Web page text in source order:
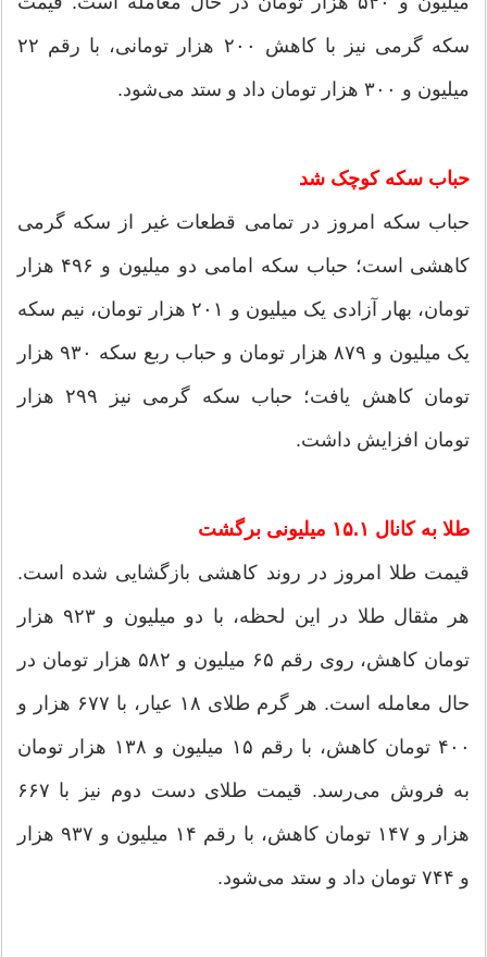
سکه گرمی نیز با کاهش ۲۰۰ هزار تومانی، با رقم ۲۲
میلیون و ۳۰۰ هزار تومان داد و ستد می‌شود.
حباب سکه کوچک شد
حباب سکه امروز در تمامی قطعات غیر از سکه گرمی
کاهشی است؛ حباب سکه امامی دو میلیون و ۴۹۶ هزار
تومان، بهار آزادی یک میلیون و ۲۰۱ هزار تومان، نیم سکه
یک میلیون و ۸۷۹ هزار تومان و حباب ربع سکه ۹۳۰ هزار
تومان کاهش یافت؛ حباب سکه گرمی نیز ۲۹۹ هزار
تومان افزایش داشت.
طلا به کانال ۱۵.۱ میلیونی برگشت
قیمت طلا امروز در روند کاهشی بازگشایی شده است.
هر مثقال طلا در این لحظه، با دو میلیون و ۹۲۳ هزار
تومان کاهش، روی رقم ۶۵ میلیون و ۵۸۲ هزار تومان در
حال معامله است. هر گرم طلای ۱۸ عیار، با ۶۷۷ هزار و
۴۰۰ تومان کاهش، با رقم ۱۵ میلیون و ۱۳۸ هزار تومان
به فروش می‌رسد. قیمت طلای دست دوم نیز با ۶۶۷
هزار و ۱۴۷ تومان کاهش، با رقم ۱۴ میلیون و ۹۳۷ هزار
و ۷۴۴ تومان داد و ستد می‌شود.